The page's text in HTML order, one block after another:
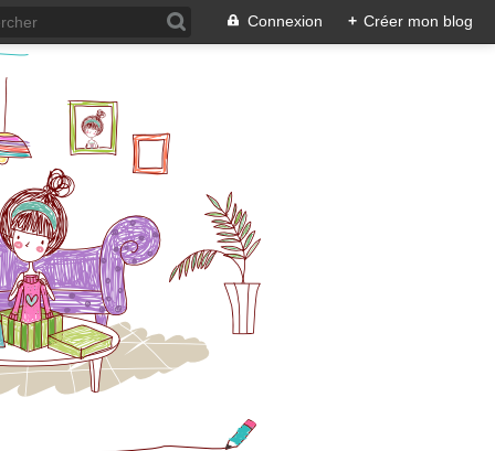
Connexion + Créer mon blog